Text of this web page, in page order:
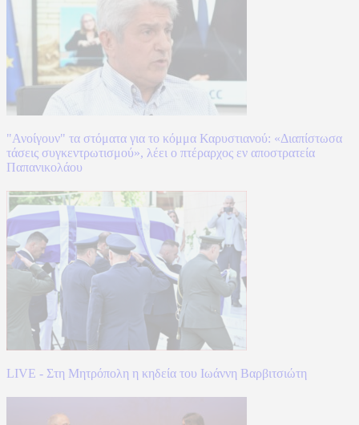
"Ανοίγουν" τα στόματα για το κόμμα Καρυστιανού: «Διαπίστωσα
τάσεις συγκεντρωτισμού», λέει ο πτέραρχος εν αποστρατεία
Παπανικολάου
LIVE - Στη Μητρόπολη η κηδεία του Ιωάννη Βαρβιτσιώτη